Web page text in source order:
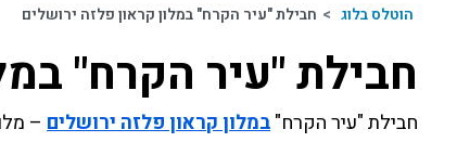
הוטלס בלוג > חבילת "עיר הקרח" במלון קראון פלזה ירושלים
חבילת "עיר הקרח"
חבילת "עיר הקרח"במלון קראון פלזה ירושלים –